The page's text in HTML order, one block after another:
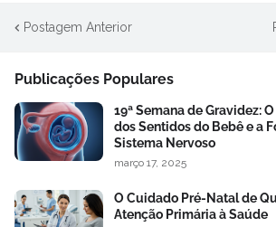
Postagem Anterior
Publicações Populares
19ª Semana de Gravidez:
dos Sentidos do Bebê e a
Sistema Nervoso
março 17, 2025
O Cuidado Pré-Natal de
Atenção Primária à Saúde